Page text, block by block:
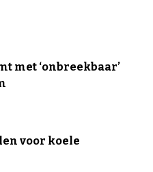
met ‘onbreekbaar’
voor koele